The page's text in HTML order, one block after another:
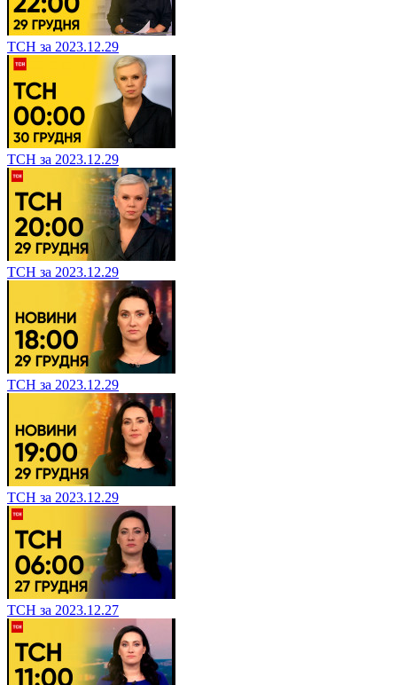
ТСН за 2023.12.29
ТСН за 2023.12.29
ТСН за 2023.12.29
ТСН за 2023.12.29
ТСН за 2023.12.29
ТСН за 2023.12.27